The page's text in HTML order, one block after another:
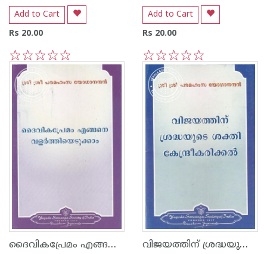
Add to Cart
Rs 20.00
5
4
3
2
1
Add to Cart
Rs 20.00
5
4
3
2
1
ദൈവികപ്രേമം എങ്ങനെ വളർത്തിയെടുക്കാം വിജയത്തിന് ശ്രദ്ധയുടെ ശക്തി കേന്ദ്രീകരിക്കൽ